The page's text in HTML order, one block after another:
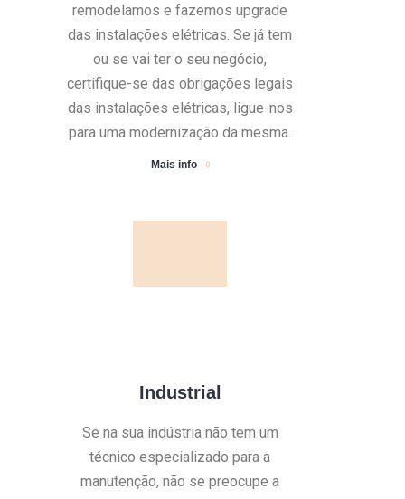
remodelamos e fazemos upgrade
das instalações elétricas. Se já tem
ou se vai ter o seu negócio,
certifique-se das obrigações legais
das instalações elétricas, ligue-nos
para uma modernização da mesma.
Mais info
Industrial
Se na sua indústria não tem um
técnico especializado para a
manutenção, não se preocupe a